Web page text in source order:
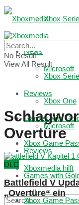
Xbox
Microsoft
Reviews
Games with
Xbox Game
Xboxmedia hilft
News
Xbox
Xbox One
Microsoft
Reviews
Games with
Xbox Game
No Result
View All Result
Overtüre
DLC
Battlefield V
„Overtüre“ ein